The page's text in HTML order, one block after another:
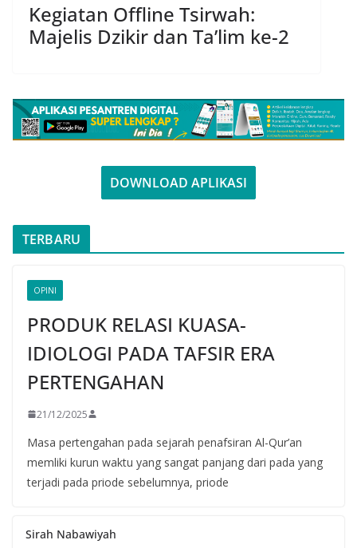
Kegiatan Offline Tsirwah:
Majelis Dzikir dan Ta’lim ke-2
DOWNLOAD APLIKASI
TERBARU
OPINI
PRODUK RELASI KUASA-
IDIOLOGI PADA TAFSIR ERA
PERTENGAHAN
21/12/2025
Masa pertengahan pada sejarah penafsiran Al-Qur’an
memliki kurun waktu yang sangat panjang dari pada yang
terjadi pada priode sebelumnya, priode
Sirah Nabawiyah